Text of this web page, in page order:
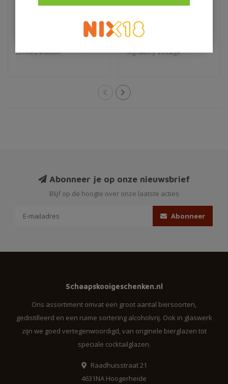
Limited edition
Auchroisk 27Y
€209,85
Signatory Vintage
Abonneer je op onze nieuwsbrief
Blijf op de hoogte over onze laatste acties
Abonneer
Schaapskooigeschenken.nl
Ons assortiment omvat een groot aantal biersoorten,
gedistilleerd en een ruime sortering alcoholvrij. Ook in glaswerk
zijn we goed vertegenwoordigd, van originele bierglazen tot
speciale cocktailglazen.
Raadhuisstraat 21
4631NA Hoogerheide